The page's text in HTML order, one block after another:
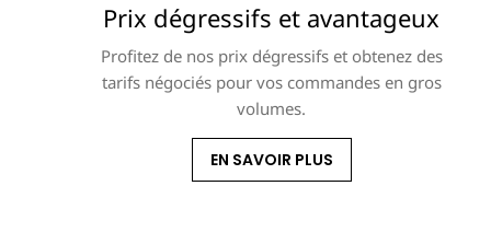
Prix dégressifs et avantageux
Profitez de nos prix dégressifs et obtenez des
tarifs négociés pour vos commandes en gros
volumes.
EN SAVOIR PLUS